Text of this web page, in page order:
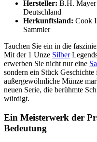
Hersteller: B.H. Mayer
Deutschland
Herkunftsland: Cook
Sammler
Tauchen Sie ein in die
Mit der 1 Unze Silber
erwerben Sie nicht nur eine
sondern ein Stück
außergewöhnliche Münze
neuen Serie, die berühmte
würdigt.
Ein Meisterwerk der
Bedeutung